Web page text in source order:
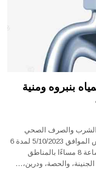
بنبروه ومنية
الشرب والصرف الصحي
بالدقهلية عن انقطاع المياه غدًا الخميس الموافق 5/10/2023 لمدة 6
ساعات من الساعة 2 مساءًا، وحتى الساعة 8 مساءًا بالمناطق
الجنينة، والحصة، ودرين،…